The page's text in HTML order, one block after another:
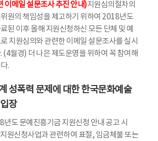
이메일 설문조사 추진 안내)지원심의절차의
원의 책임성을 제고하기 위하여 2018년도
된 이후 올해 지원신청하신 모든 단체 및 예
지원심의와 관련한 이메일 설문조사를 실시
(4월경) 더 나은 제도운영을 위하여 꼭 참여해
.
성폭력 문제에 대한 한국문화예술
장
년도 문예진흥기금 지원신청 안내 공고 시
원신청사업과 관련하여 표절, 임금체불 또는